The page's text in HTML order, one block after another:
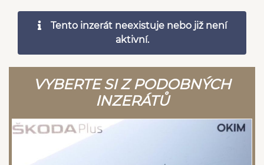
Tento inzerát neexistuje nebo již není
aktivní.
VYBERTE SI Z PODOBNÝCH
INZERÁTŮ